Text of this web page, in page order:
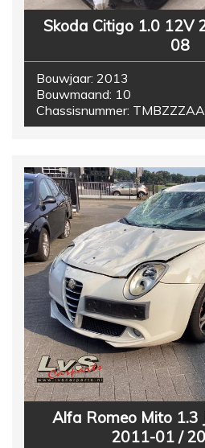
Skoda Citigo 1.0 12V
08
Bouwjaar: 2013
Bouwmaand: 10
Chassisnummer:
Alfa Romeo Mito 1.3
2011-01 /